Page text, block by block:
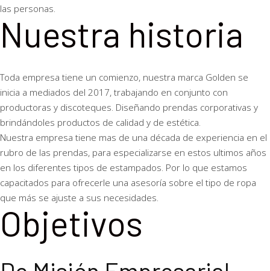
las personas.
Nuestra historia
Toda empresa tiene un comienzo, nuestra marca Golden se
inicia a mediados del 2017, trabajando en conjunto con
productoras y discoteques. Diseñando prendas corporativas y
brindándoles productos de calidad y de estética.
Nuestra empresa tiene mas de una década de experiencia en el
rubro de las prendas, para especializarse en estos ultimos años
en los diferentes tipos de estampados. Por lo que estamos
capacitados para ofrecerle una asesoría sobre el tipo de ropa
que más se ajuste a sus necesidades.
Objetivos